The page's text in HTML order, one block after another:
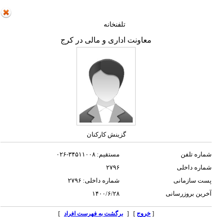
تلفنخانه
معاونت اداری و مالی در کرج
گزینش کارکنان
شماره تلفن
مستقیم: ۳۴۵۱۱۰۰۸-۰۲۶
شماره داخلی
۲۷۹۶
پست سازمانی
شماره داخلی: ۲۷۹۶
آخرین بروزرسانی
۱۴۰۰/۶/۲۸
خروج] [ برگشت به فهرست افراد ]